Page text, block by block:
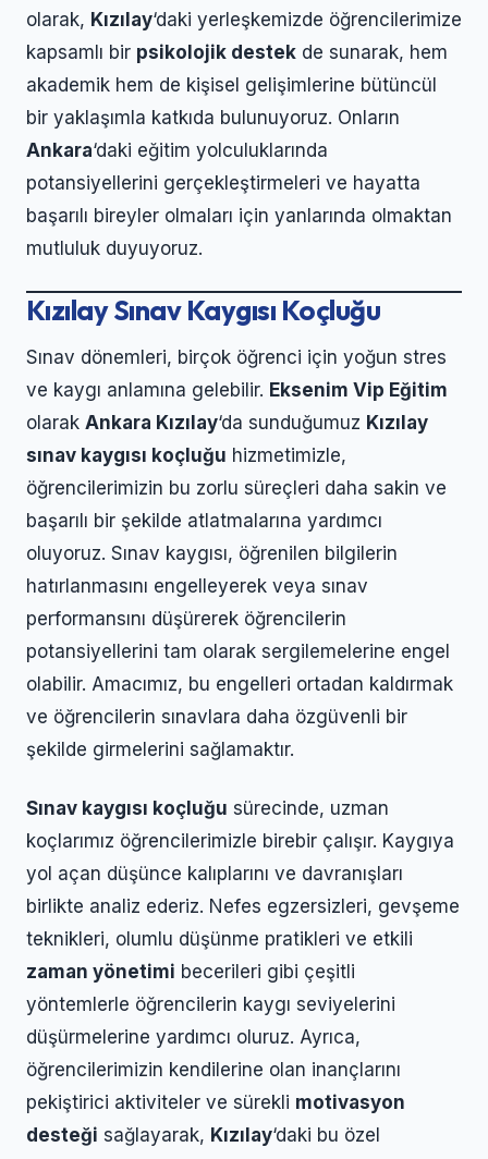
olarak, Kızılay‘daki yerleşkemizde öğrencilerimize
kapsamlı bir psikolojik destek de sunarak, hem
akademik hem de kişisel gelişimlerine bütüncül
bir yaklaşımla katkıda bulunuyoruz. Onların
Ankara‘daki eğitim yolculuklarında
potansiyellerini gerçekleştirmeleri ve hayatta
başarılı bireyler olmaları için yanlarında olmaktan
mutluluk duyuyoruz.
Kızılay Sınav Kaygısı Koçluğu
Sınav dönemleri, birçok öğrenci için yoğun stres
ve kaygı anlamına gelebilir. Eksenim Vip Eğitim
olarak Ankara Kızılay‘da sunduğumuz Kızılay
sınav kaygısı koçluğu hizmetimizle,
öğrencilerimizin bu zorlu süreçleri daha sakin ve
başarılı bir şekilde atlatmalarına yardımcı
oluyoruz. Sınav kaygısı, öğrenilen bilgilerin
hatırlanmasını engelleyerek veya sınav
performansını düşürerek öğrencilerin
potansiyellerini tam olarak sergilemelerine engel
olabilir. Amacımız, bu engelleri ortadan kaldırmak
ve öğrencilerin sınavlara daha özgüvenli bir
şekilde girmelerini sağlamaktır.
Sınav kaygısı koçluğu sürecinde, uzman
koçlarımız öğrencilerimizle birebir çalışır. Kaygıya
yol açan düşünce kalıplarını ve davranışları
birlikte analiz ederiz. Nefes egzersizleri, gevşeme
teknikleri, olumlu düşünme pratikleri ve etkili
zaman yönetimi becerileri gibi çeşitli
yöntemlerle öğrencilerin kaygı seviyelerini
düşürmelerine yardımcı oluruz. Ayrıca,
öğrencilerimizin kendilerine olan inançlarını
pekiştirici aktiviteler ve sürekli motivasyon
desteği sağlayarak, Kızılay‘daki bu özel